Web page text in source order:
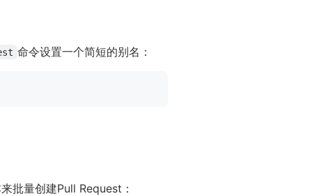
命令设置一个简短的别名：
批量创建Pull Request：